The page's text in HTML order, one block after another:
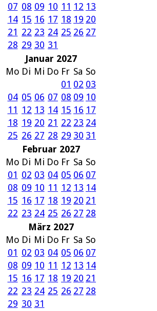
07 08 09 10 11 12 13
14 15 16 17 18 19 20
21 22 23 24 25 26 27
28 29 30 31
Januar 2027
Mo Di Mi Do Fr Sa So
01 02 03
04 05 06 07 08 09 10
11 12 13 14 15 16 17
18 19 20 21 22 23 24
25 26 27 28 29 30 31
Februar 2027
Mo Di Mi Do Fr Sa So
01 02 03 04 05 06 07
08 09 10 11 12 13 14
15 16 17 18 19 20 21
22 23 24 25 26 27 28
März 2027
Mo Di Mi Do Fr Sa So
01 02 03 04 05 06 07
08 09 10 11 12 13 14
15 16 17 18 19 20 21
22 23 24 25 26 27 28
29 30 31